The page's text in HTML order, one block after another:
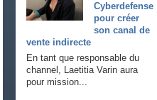
Cyberdefense
pour créer
son canal de
vente indirecte
En tant que responsable du
channel, Laetitia Varin aura
pour mission...